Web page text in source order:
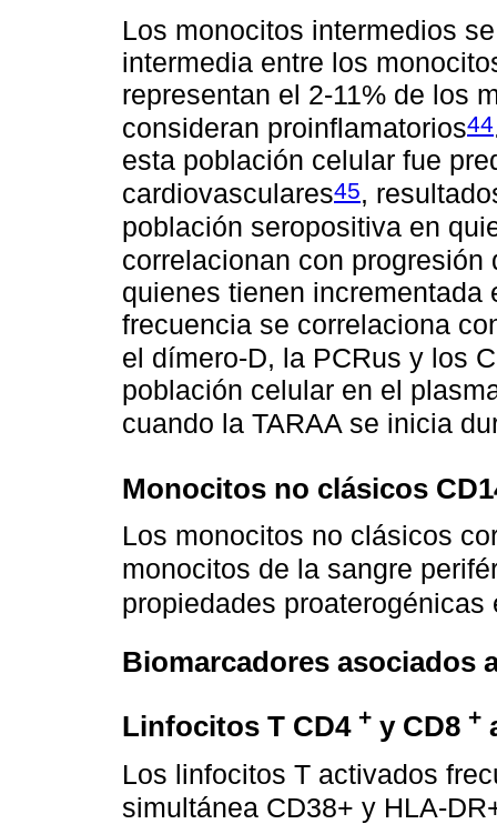
Los monocitos intermedios
intermedia entre los
representan el 2-11% de los
consideran proinflamatorios44
esta población celular fue
cardiovasculares45,
población seropositiva en
correlacionan con
quienes tienen
frecuencia se correlaciona
el dímero-D, la PCRus y los
población celular en el
cuando la TARAA se inicia
Monocitos no clásicos
Los monocitos no clásicos
monocitos de la sangre
propiedades
Biomarcadores asociados
Linfocitos T CD4 + y CD8 +
Los linfocitos T activados
simultánea CD38+ y HLA-